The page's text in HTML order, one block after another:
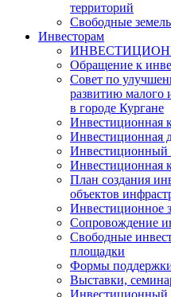
территорий
Свободные
Инвесторам
Обращение к
Совет по
развитию малого
в городе Кургане
Инвестиционная
Инвестиционная
Инвестиционный
Инвестиционная
План создания
объектов
Инвестиционное
Сопровождение
Свободные
площадки
Формы
Выставки,
Инвестиционный